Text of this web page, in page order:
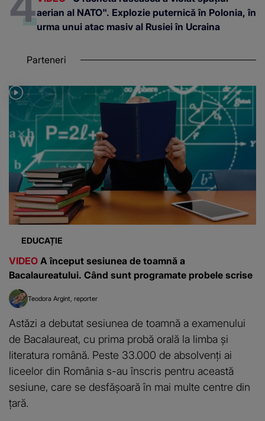
aerian al NATO". Explozie puternică în Polonia, în
urma unui atac masiv al Rusiei în Ucraina
Parteneri
EDUCAȚIE
VIDEO A început sesiunea de toamnă a
Bacalaureatului. Când sunt programate probele scrise
Teodora Argint reporter
Astăzi a debutat sesiunea de toamnă a examenului
de Bacalaureat, cu prima probă orală la limba și
literatura română. Peste 33.000 de absolvenți ai
liceelor din România s-au înscris pentru această
sesiune, care se desfășoară în mai multe centre din
țară.